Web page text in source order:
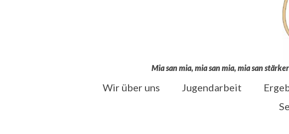
Mia san mia, mia san mia, mia san
Wir über uns Jugendarbeit